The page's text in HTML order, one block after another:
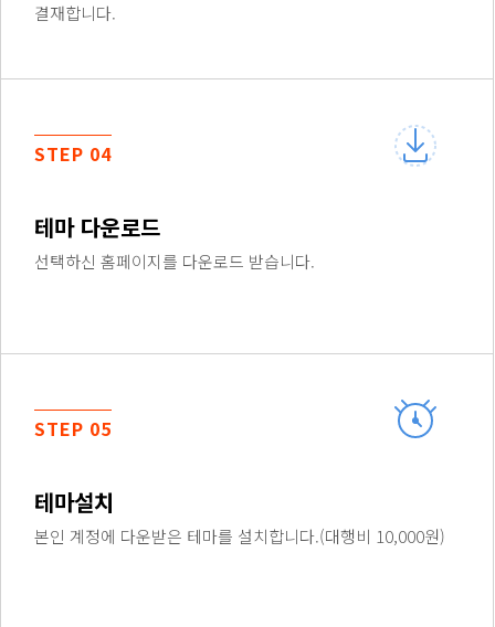
결재합니다.
STEP 04
테마 다운로드
선택하신 홈페이지를 다운로드 받습니다.
STEP 05
테마설치
본인 계정에 다운받은 테마를 설치합니다.(대행비 10,000원)